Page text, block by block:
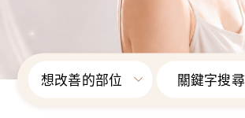
想改善的部位 關鍵字搜尋